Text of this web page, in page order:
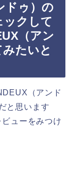
ドゥ）の
ックして
（アン
みたいと
（アンド
と思います
ューをみつけ